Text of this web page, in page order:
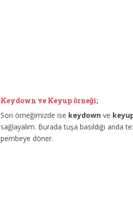
Keydown ve Keyup örneği;
Son örneğimizde ise keydown ve
sağlayalım. Burada tuşa basıldığı anda
pembeye döner.